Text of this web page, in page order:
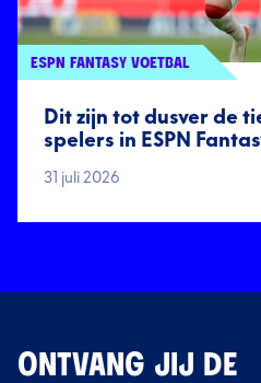
Dit zijn tot dusver de
spelers in ESPN
ESPN FANTASY VOETBAL
31 juli 2026
ONTVANG JIJ DE